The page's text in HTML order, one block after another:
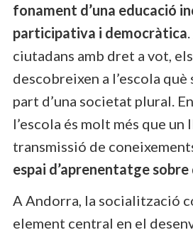
fonament d’una educació
participativa i democràtica
ciutadans amb dret a vot,
descobreixen a l’escola
part d’una societat plural.
l’escola és molt més que un
transmissió de
espai d’aprenentatge
A Andorra, la socialització
element central en el